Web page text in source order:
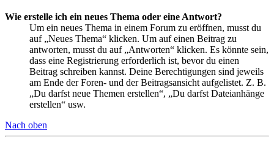
Wie erstelle ich ein neues Thema oder eine Antwort?
Um ein neues Thema in einem Forum zu eröffnen, musst du
auf „Neues Thema“ klicken. Um auf einen Beitrag zu
antworten, musst du auf „Antworten“ klicken. Es könnte sein,
dass eine Registrierung erforderlich ist, bevor du einen
Beitrag schreiben kannst. Deine Berechtigungen sind jeweils
am Ende der Foren- und der Beitragsansicht aufgelistet. Z. B.
„Du darfst neue Themen erstellen“, „Du darfst Dateianhänge
erstellen“ usw.
Nach oben